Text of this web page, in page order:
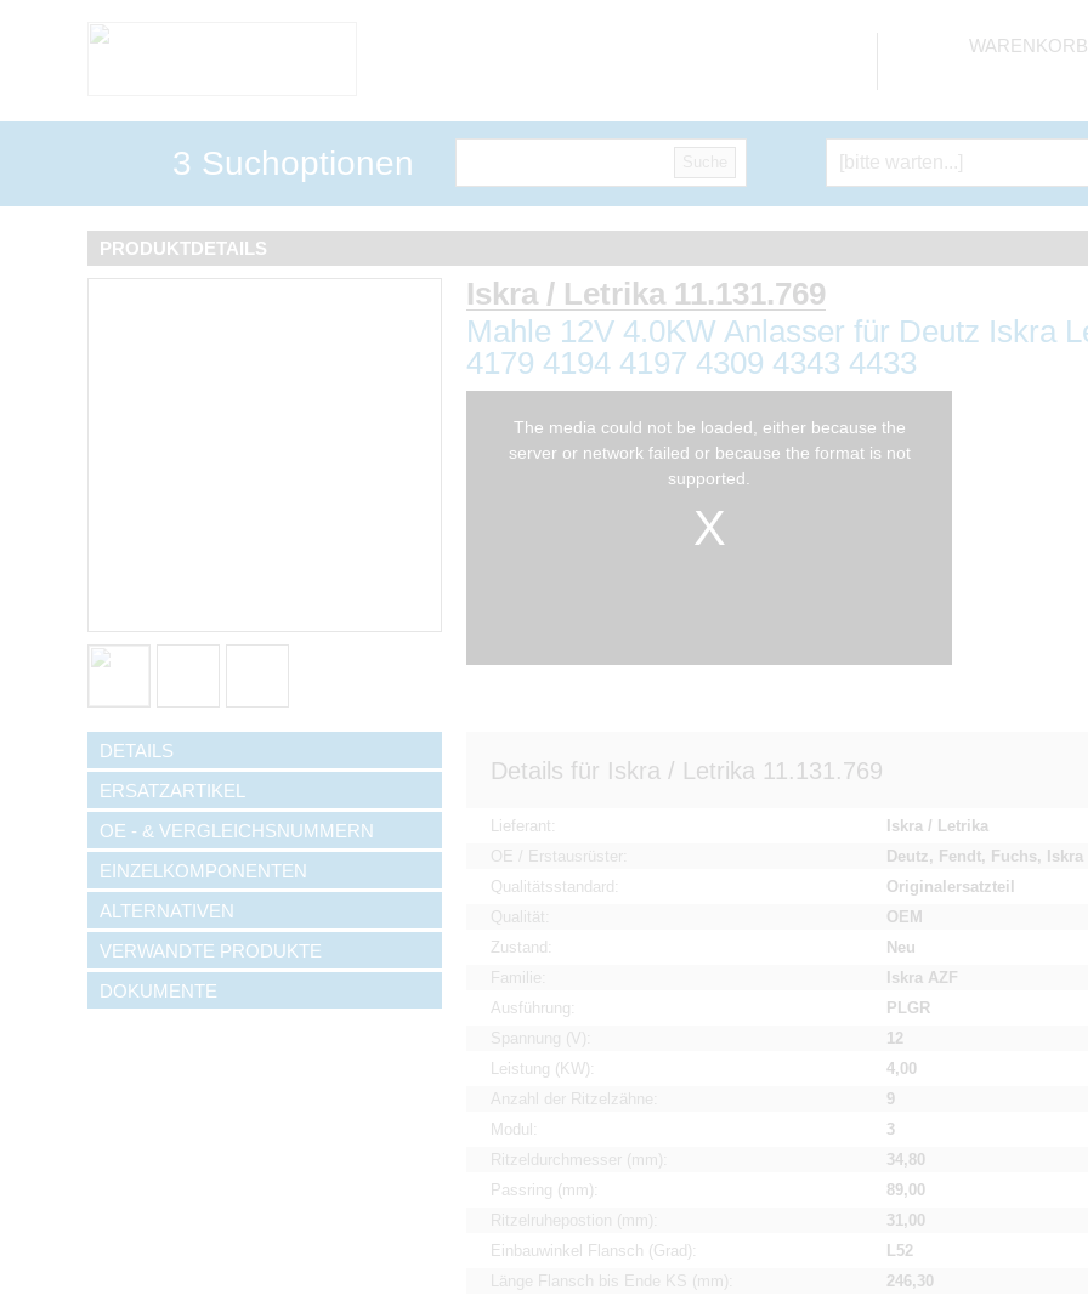
WARENKORB
3 Suchoptionen
PRODUKTDETAILS
Iskra / Letrika 11.131.769
Mahle 12V 4.0KW Anlasser für Deutz Iskra
4179 4194 4197 4309 4343 4433
The media could not be loaded, either because the
server or network failed or because the format is not
supported.
DETAILS
ERSATZARTIKEL
OE - & VERGLEICHSNUMMERN
EINZELKOMPONENTEN
ALTERNATIVEN
VERWANDTE PRODUKTE
DOKUMENTE
Details für Iskra / Letrika 11.131.769
Lieferant:
Iskra / Letrika
OE / Erstausrüster:
Deutz, Fendt, Fuchs,
Qualitätsstandard:
Originalersatzteil
Qualität:
OEM
Zustand:
Neu
Familie:
Iskra AZF
Ausführung:
PLGR
Spannung (V):
12
Leistung (KW):
4,00
Anzahl der Ritzelzähne:
9
Modul:
3
Ritzeldurchmesser (mm):
34,80
Passring (mm):
89,00
Ritzelruhepostion (mm):
31,00
Einbauwinkel Flansch (Grad):
L52
Länge Flansch bis Ende KS (mm):
246,30